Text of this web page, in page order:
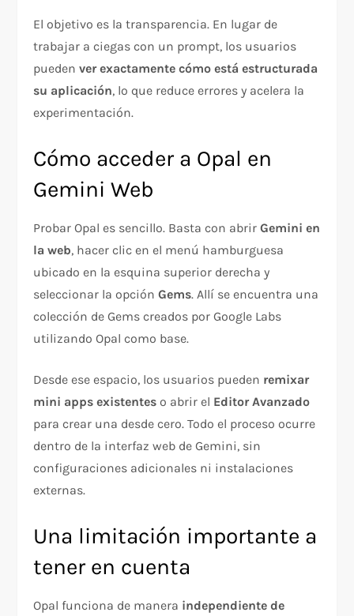
El objetivo es la transparencia. En lugar de
trabajar a ciegas con un prompt, los usuarios
puedenver exactamente cómo está estructurada
su aplicación, lo que reduce errores y acelera la
experimentación.
Cómo acceder a Opal en
Gemini Web
Probar Opal es sencillo. Basta con abrirGemini en
la web, hacer clic en el menú hamburguesa
ubicado en la esquina superior derecha y
seleccionar la opciónGems. Allí se encuentra una
colección de Gems creados por Google Labs
utilizando Opal como base.
Desde ese espacio, los usuarios pueden remixar
mini apps existentes o abrir el Editor Avanzado
para crear una desde cero. Todo el proceso ocurre
dentro de la interfaz web de Gemini, sin
configuraciones adicionales ni instalaciones
externas.
Una limitación importante a
tener en cuenta
Opal funciona de manera independiente de